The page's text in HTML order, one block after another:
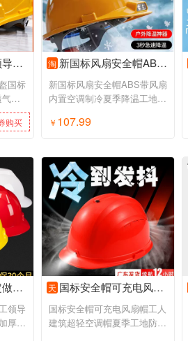
工建筑
国标
电
购买
淘 新国标风扇安全帽ABS带风扇内置空调制冷夏季降温工地干活可照明
新国标风扇安全帽ABS带风扇
内置空调制冷夏季降温工地干
￥ 107.99
定制男
领导
厚头
天 国标安全帽可充电风扇帽工人建筑超轻空调帽夏季工地防晒遮阳头盔
国标安全帽可充电风扇帽工人
建筑超轻空调帽夏季工地防晒